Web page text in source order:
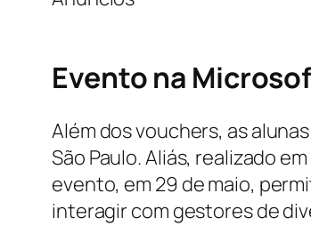
Evento na
Além dos vouchers, as
São Paulo. Aliás, realizado
evento, em 29 de maio,
interagir com gestores de